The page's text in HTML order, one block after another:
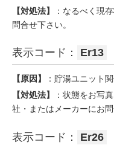
【対処法】
：なるべく現
問合せ下さい。
表示コード： Er13
【原因】
：貯湯ユニット
【対処法】
：状態をお写
社・またはメーカーにお問
表示コード： Er26